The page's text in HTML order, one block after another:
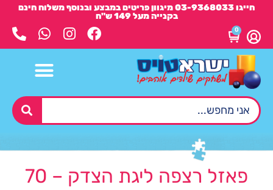
חייגו 03-9368033 מיגוון פריטים במבצע ובנוסף משלוח חינם
בקנייה מעל 149 ש"ח
0
פאזל רצפה ליגת הצדק – 70